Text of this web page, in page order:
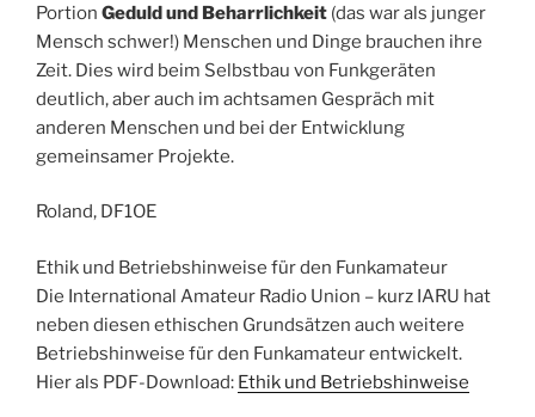
Portion Geduld und Beharrlichkeit (das war als junger
Mensch schwer!) Menschen und Dinge brauchen ihre
Zeit. Dies wird beim Selbstbau von Funkgeräten
deutlich, aber auch im achtsamen Gespräch mit
anderen Menschen und bei der Entwicklung
gemeinsamer Projekte.
Roland, DF1OE
Ethik und Betriebshinweise für den Funkamateur
Die International Amateur Radio Union – kurz IARU hat
neben diesen ethischen Grundsätzen auch weitere
Betriebshinweise für den Funkamateur entwickelt.
Hier als PDF-Download: Ethik und Betriebshinweise